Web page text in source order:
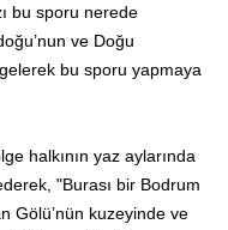
bu sporu nerede
ve Doğu
bu sporu yapmaya
halkının yaz aylarında
"Burası bir Bodrum
Gölü’nün kuzeyinde ve